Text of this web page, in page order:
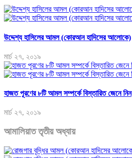
উদ্দেশ্য হাসিলের আমল (কোরআন হাদিসের আলোকে)
মার্চ ২৭, ২০১৯
হাজত পূরণের ৮টি আমল সম্পর্কে বিস্তারিত জেনে নিন
মার্চ ২৭, ২০১৯
আমালিয়াত তৃতীয় অধ্যায়